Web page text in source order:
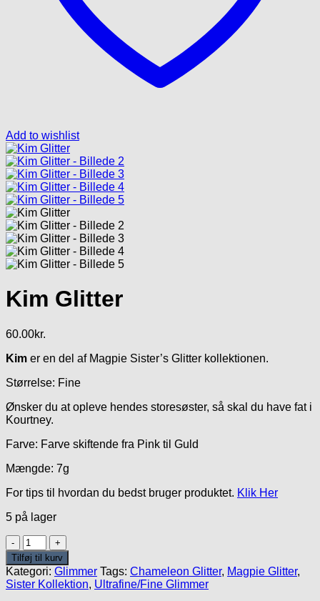
Add to wishlist
Kim Glitter
60.00kr.
Kim er en del af Magpie Sister’s Glitter kollektionen.
Størrelse: Fine
Ønsker du at opleve hendes storesøster, så skal du have fat i
Kourtney.
Farve: Farve skiftende fra Pink til Guld
Mængde: 7g
For tips til hvordan du bedst bruger produktet. Klik Her
5 på lager
Kim
Glitter
antal
Tilføj til kurv
Kategori: Glimmer Tags: Chameleon Glitter, Magpie Glitter,
Sister Kollektion, Ultrafine/Fine Glimmer